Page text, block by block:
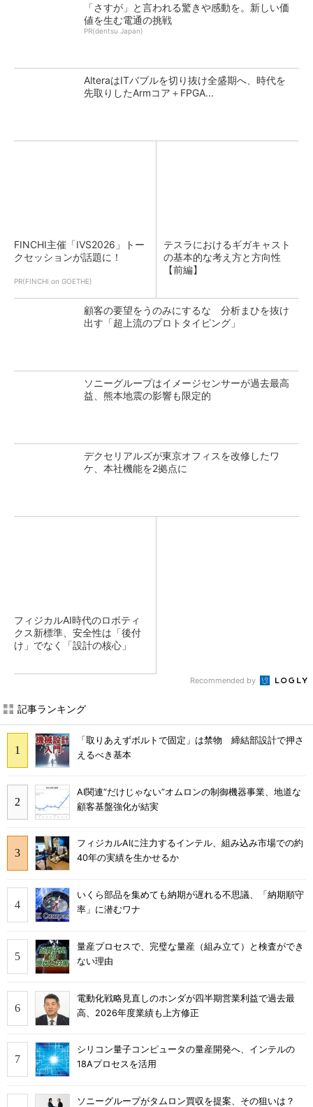
「さすが」と言われる驚きや感動を。新しい価
値を生む電通の挑戦
PR(dentsu Japan)
AlteraはITバブルを切り抜け全盛期へ、時代を
先取りしたArmコア＋FPGA...
FINCHI主催「IVS2026」トー
クセッションが話題に！
PR(FINCHI on GOETHE)
テスラにおけるギガキャスト
の基本的な考え方と方向性
【前編】
顧客の要望をうのみにするな 分析まひを抜け
出す「超上流のプロトタイピング」
ソニーグループはイメージセンサーが過去最高
益、熊本地震の影響も限定的
デクセリアルズが東京オフィスを改修したワ
ケ、本社機能を2拠点に
フィジカルAI時代のロボティ
クス新標準、安全性は「後付
け」でなく「設計の核心」
Recommended by
記事ランキング
「取りあえずボルトで固定」は禁物 締結部設計で押さ
えるべき基本
AI関連“だけじゃない”オムロンの制御機器事業、地道な
顧客基盤強化が結実
フィジカルAIに注力するインテル、組み込み市場での約
40年の実績を生かせるか
いくら部品を集めても納期が遅れる不思議、「納期順守
率」に潜むワナ
量産プロセスで、完璧な量産（組み立て）と検査ができ
ない理由
電動化戦略見直しのホンダが四半期営業利益で過去最
高、2026年度業績も上方修正
シリコン量子コンピュータの量産開発へ、インテルの
18Aプロセスを活用
ソニーグループがタムロン買収を提案、その狙いは？